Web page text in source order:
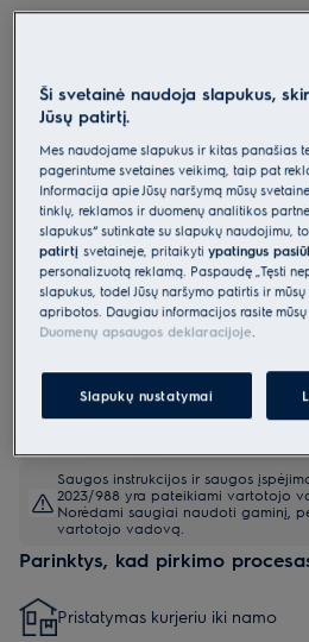
serija „GlassCare“
Pagrindiniai privalumai
Indaplovė „700 GlassCare“ taures
„SoftSpikes“.
Įtaisai „SoftGrips“ ir „SoftSpikes“
vietoje
Vidinis „Electrolux“ indaplovių
dar daugiau indų.
Saugos instrukcijos ir saugos
2023/988 yra pateikiami vartotojo
Norėdami saugiai naudoti gaminį,
vartotojo vadovą.
Parinktys, kad pirkimo
Pristatymas kurjeriu iki namo
Ši svetainė naudoja slapukus,
Jūsų patirtį.
Mes naudojame slapukus ir kitas panašias
pagerintume svetainės veikimą, taip pat
Informacija apie Jūsų naršymą mūsų
tinklų, reklamos ir duomenų analitikos
slapukus“ sutinkate su slapukų naudojimu,
patirtįsvetainėje, pritaikytiypatingus
personalizuotą reklamą. Paspaudę „Tęsti
slapukus, todėl Jūsų naršymo patirtis ir
apribotos. Daugiau informacijos rasite mūsų
Duomenų apsaugos deklaracijoje.
Slapukų nustatymai